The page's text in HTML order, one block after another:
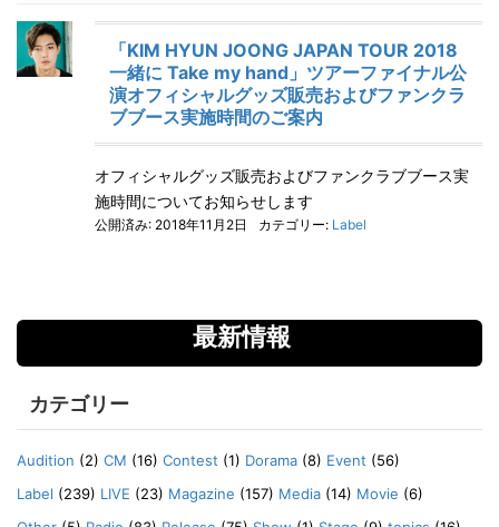
「KIM HYUN JOONG JAPAN TOUR 2018
一緒に Take my hand」ツアーファイナル公
演オフィシャルグッズ販売およびファンクラ
ブブース実施時間のご案内
オフィシャルグッズ販売およびファンクラブブース実
施時間についてお知らせします
公開済み: 2018年11月2日 カテゴリー: Label
最新情報
カテゴリー
Audition (2) CM (16) Contest (1) Dorama (8) Event (56)
Label (239) LIVE (23) Magazine (157) Media (14) Movie (6)